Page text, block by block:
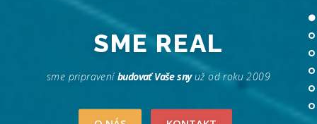
SME REAL
sme pripraveníbudovať Vaše snyuž od roku 2009